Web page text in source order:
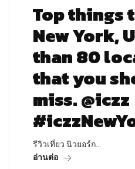
Top things
New York,
than 80
that you
miss. @iczz
รีวิวเที่ยว นิวยอร์ก…
อ่านต่อ